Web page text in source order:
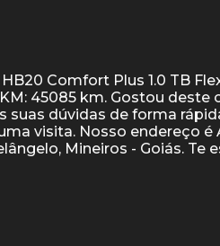
Comfort Plus 1.0 TB
45085 km. Gostou
suas dúvidas de forma
visita. Nosso endereço é